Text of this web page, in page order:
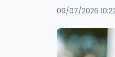
09/07/2026